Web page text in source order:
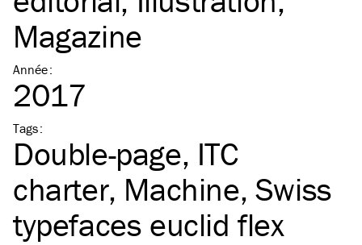
Magazine
Année:
2017
Tags:
Double-page ITC
charter Machine Swiss
typefaces euclid flex